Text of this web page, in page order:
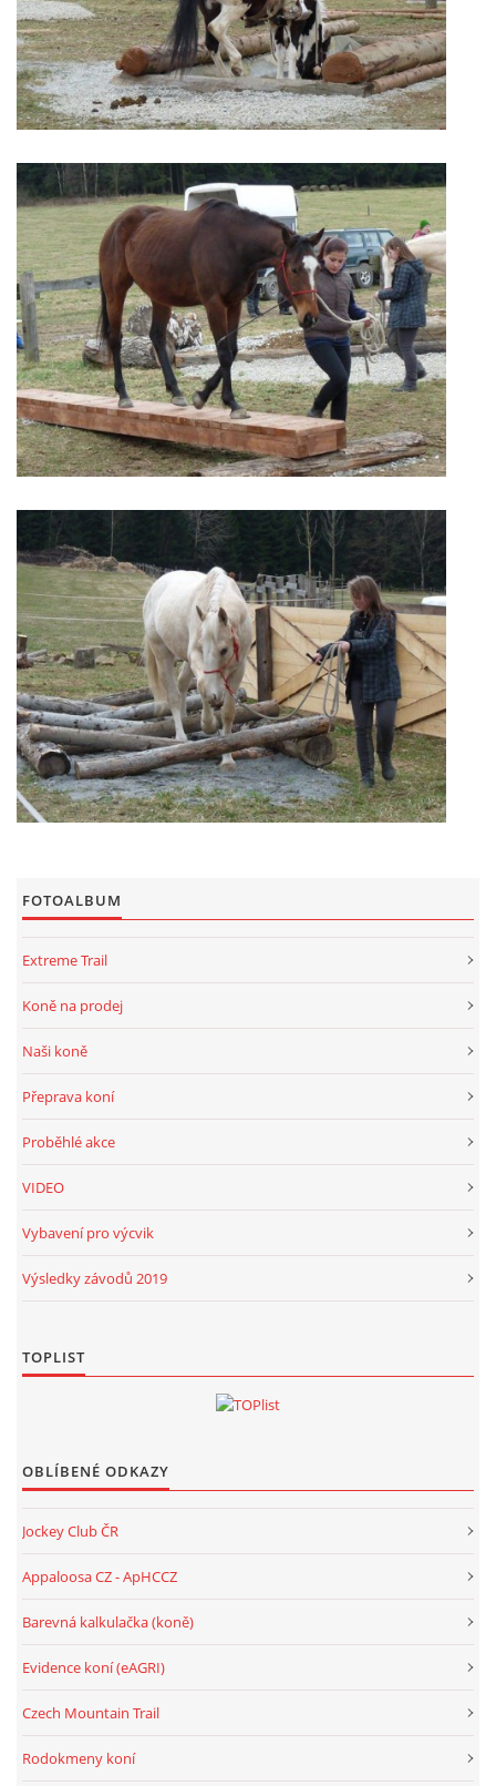
FOTOALBUM
Extreme Trail
Koně na prodej
Naši koně
Přeprava koní
Proběhlé akce
VIDEO
Vybavení pro výcvik
Výsledky závodů 2019
TOPLIST
OBLÍBENÉ ODKAZY
Jockey Club ČR
Appaloosa CZ - ApHCCZ
Barevná kalkulačka (koně)
Evidence koní (eAGRI)
Czech Mountain Trail
Rodokmeny koní